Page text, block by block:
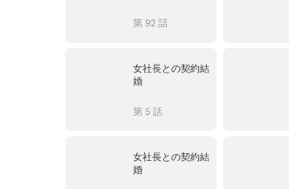
第 92 話
女社長との契約結
婚
第 5 話
女社長との契約結
婚